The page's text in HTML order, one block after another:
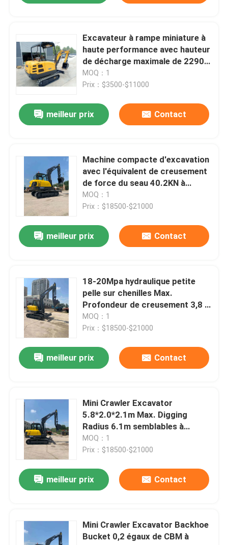
Produits
À propos de nous
Visite de l'usine
Nous contacter
Nouvelles
Les affaires
Excavatrice hydraulique de chenille
Mini Crawler Excavator
Tracteur d'huile de palme
Chenille Mini Dumper
Bouteur lourd d'équipement
Niveleuse lourde de moteur d'équipement
Excavateur à rampe miniature à
haute performance avec hauteur
de décharge maximale de 2290
mm
MOQ：1
Prix：$3500-$11000
meilleur prix Contact
Machine compacte d'excavation
avec l'équivalent de creusement
de force du seau 40.2KN à
KOMATSU PC60
MOQ：1
Prix：$18500-$21000
meilleur prix Contact
18-20Mpa hydraulique petite
pelle sur chenilles Max.
Profondeur de creusement 3,8 m
équivalent à Komatsu 60 CAT
306
MOQ：1
Prix：$18500-$21000
meilleur prix Contact
Mini Crawler Excavator
5.8*2.0*2.1m Max. Digging
Radius 6.1m semblables à
KOMATSU PC60
MOQ：1
Prix：$18500-$21000
meilleur prix Contact
Mini Crawler Excavator Backhoe
Bucket 0,2 égaux de CBM à